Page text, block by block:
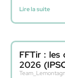
Lire la suite
FFTir : les
2026